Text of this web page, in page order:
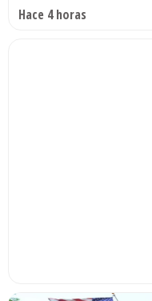
Hace 4 horas